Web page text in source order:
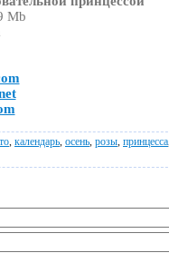
Mb
календарь осень розы принцесса